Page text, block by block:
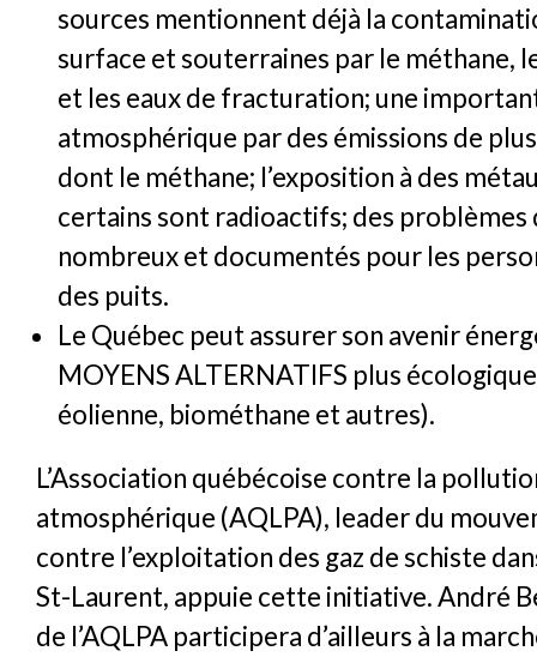
sources mentionnent déjà la
surface et souterraines par le méthane,
et les eaux de fracturation; une
atmosphérique par des émissions de
dont le méthane; l’exposition à des
certains sont radioactifs; des problèmes
nombreux et documentés pour les
des puits.
Le Québec peut assurer son avenir
MOYENS ALTERNATIFS plus
éolienne, biométhane et autres).
L’Association québécoise contre la
atmosphérique (AQLPA), leader du
contre l’exploitation des gaz de schiste
St-Laurent, appuie cette initiative. André
de l’AQLPA participera d’ailleurs à la